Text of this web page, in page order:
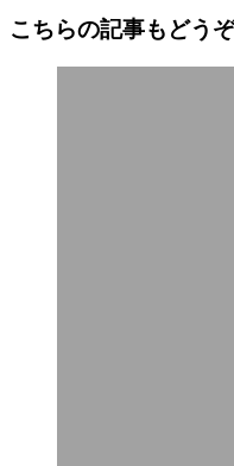
こちらの記事もどうぞ